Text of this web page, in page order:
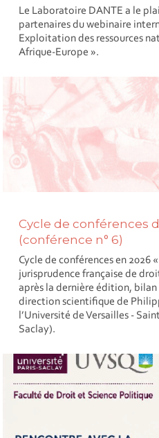
Le Laboratoire DANTE a le
partenaires du webinaire
Exploitation des ressources
Afrique-Europe ».
Cycle de conférences
(conférence n° 6)
Cycle de conférences en 2026
jurisprudence française de
après la dernière édition, bilan
direction scientifique de
l’Université de Versailles -
Saclay).